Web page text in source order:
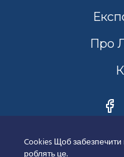
Про
Cookies Щоб забезпечити